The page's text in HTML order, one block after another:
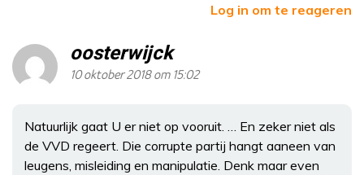
Log in om te reageren
oosterwijck
10 oktober 2018 om 15:02
Natuurlijk gaat U er niet op vooruit. … En zeker niet als
de VVD regeert. Die corrupte partij hangt aaneen van
leugens, misleiding en manipulatie. Denk maar even